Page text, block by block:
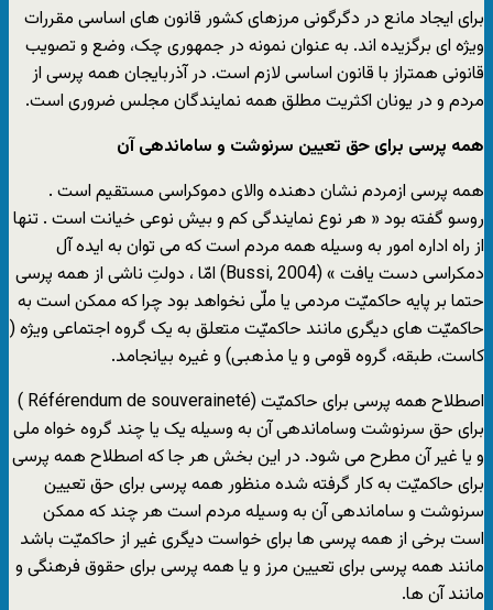
برای ایجاد مانع در دگرگونی مرزهای کشور قانون های اساسی مقررات
ویژه ای برگزیده اند. به عنوان نمونه در جمهوری چک، وضع و تصویب
قانونی همتراز با قانون اساسی لازم است. در آذربایجان همه پرسی از
مردم و در یونان اکثریت مطلق همه نمایندگان مجلس ضروری است.
همه پرسی برای حق تعیین سرنوشت و ساماندهی آن
همه پرسی ازمردم نشان دهنده والای دموکراسی مستقیم است .
روسو گفته بود « هر نوع نمایندگی کم و بیش نوعی خیانت است . تنها
از راه اداره امور به وسیله همه مردم است که می توان به ایده آل
دمکراسی دست یافت » (Bussi, 2004) امّا ، دولتِ ناشی از همه پرسی
حتما بر پایه حاکمیّت مردمی یا ملّی نخواهد بود چرا که ممکن است به
حاکمیّت های دیگری مانند حاکمیّت متعلق به یک گروه اجتماعی ویژه (
کاست، طبقه، گروه قومی و یا مذهبی) و غیره بیانجامد.
اصطلاح همه پرسی برای حاکمیّت (Référendum de souveraineté )
برای حق سرنوشت وساماندهی آن به وسیله یک یا چند گروه خواه ملی
و یا غیر آن مطرح می شود. در این بخش هر جا که اصطلاح همه پرسی
برای حاکمیّت به کار گرفته شده منظور همه پرسی برای حق تعیین
سرنوشت و ساماندهی آن به وسیله مردم است هر چند که ممکن
است برخی از همه پرسی ها برای خواست دیگری غیر از حاکمیّت باشد
مانند همه پرسی برای تعیین مرز و یا همه پرسی برای حقوق فرهنگی و
مانند آن ها.